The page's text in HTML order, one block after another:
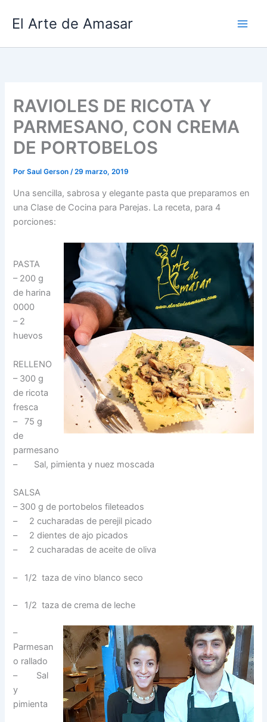
El Arte de Amasar
RAVIOLES DE RICOTA Y
PARMESANO, CON CREMA
DE PORTOBELOS
PorSaul Gerson/29 marzo, 2019
Una sencilla, sabrosa y elegante pasta que preparamos en
una Clase de Cocina para Parejas. La receta, para 4
porciones:
PASTA
– 200 g
de harina
0000
– 2
huevos
RELLENO
– 300 g
de ricota
fresca
– 75 g
de
parmesano
– Sal, pimienta y nuez moscada
SALSA
– 300 g de portobelos fileteados
– 2 cucharadas de perejil picado
– 2 dientes de ajo picados
– 2 cucharadas de aceite de oliva
– 1/2 taza de vino blanco seco
– 1/2 taza de crema de leche
–
Parmesan
o rallado
– Sal
y
pimienta